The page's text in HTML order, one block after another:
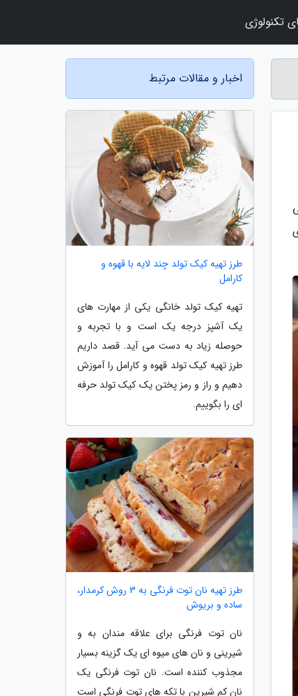
اخبار و مقالات مرتبط
طرز تهیه کیک تولد چند لایه با قهوه و
کارامل
تهیه کیک تولد خانگی یکی از مهارت های
یک آشپز درجه یک است و با تجربه و
حوصله زیاد به دست می آید. قصد داریم
طرز تهیه کیک تولد قهوه و کارامل را آموزش
دهیم و راز و رمز پختن یک کیک تولد حرفه
ای را بگوییم.
طرز تهیه نان توت فرنگی به 3 روش کرمدار،
ساده و بریوش
نان توت فرنگی برای علاقه مندان به و
شیرینی و نان های میوه ای یک گزینه بسیار
مجذوب کننده است. نان توت فرنگی یک
نان کم شیرین با تکه های توت فرنگی است
تکنولوژی